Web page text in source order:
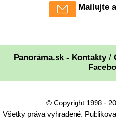
Mailujte
Panoráma.sk - Kontakty/
© Copyright 1998 -
Všetky práva vyhradené.